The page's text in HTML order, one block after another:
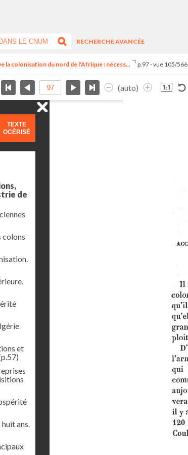
RECHERCHE AVANCÉE
la colonisation du nord de l'Afrique : nécess... p.97 - vue 105/566
(auto)
TEXTE
OCÉRISÉ
de
colons
et
ans.